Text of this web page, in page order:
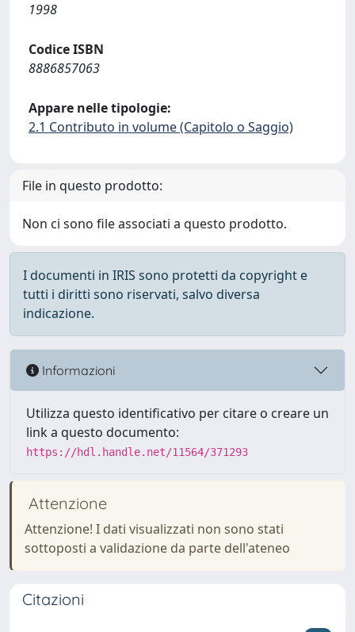
1998
Codice ISBN
8886857063
Appare nelle tipologie:
2.1 Contributo in volume (Capitolo o Saggio)
File in questo prodotto:
Non ci sono file associati a questo prodotto.
I documenti in IRIS sono protetti da copyright e
tutti i diritti sono riservati, salvo diversa
indicazione.
Informazioni
Utilizza questo identificativo per citare o creare un
link a questo documento:
https://hdl.handle.net/11564/371293
Attenzione
Attenzione! I dati visualizzati non sono stati
sottoposti a validazione da parte dell'ateneo
Citazioni